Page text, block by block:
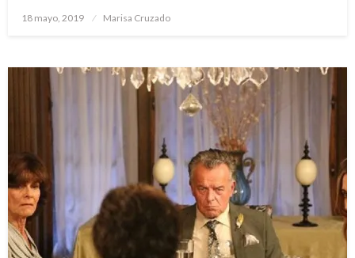
Publicado
18 mayo, 2019 Marisa Cruzado